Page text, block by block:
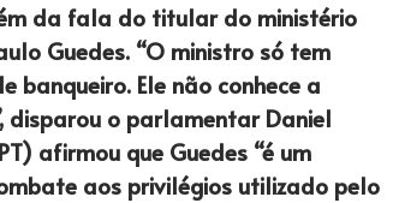
da fala do titular do ministério
Guedes. “O ministro só tem
banqueiro. Ele não conhece a
disparou o parlamentar Daniel
afirmou que Guedes “é um
aos privilégios utilizado pelo